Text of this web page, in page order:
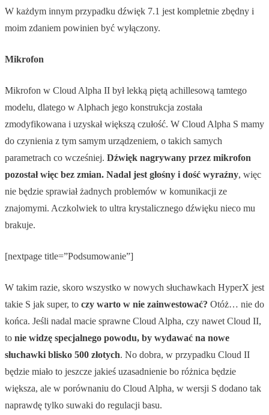
W każdym innym przypadku dźwięk 7.1 jest kompletnie zbędny i
moim zdaniem powinien być wyłączony.
Mikrofon
Mikrofon w Cloud Alpha II był lekką piętą achillesową tamtego
modelu, dlatego w Alphach jego konstrukcja została
zmodyfikowana i uzyskał większą czułość. W Cloud Alpha S mamy
do czynienia z tym samym urządzeniem, o takich samych
parametrach co wcześniej. Dźwięk nagrywany przez mikrofon
pozostał więc bez zmian. Nadal jest głośny i dość wyraźny, więc
nie będzie sprawiał żadnych problemów w komunikacji ze
znajomymi. Aczkolwiek to ultra krystalicznego dźwięku nieco mu
brakuje.
[nextpage title=”Podsumowanie”]
W takim razie, skoro wszystko w nowych słuchawkach HyperX jest
takie S jak super, to czy warto w nie zainwestować? Otóż… nie do
końca. Jeśli nadal macie sprawne Cloud Alpha, czy nawet Cloud II,
to nie widzę specjalnego powodu, by wydawać na nowe
słuchawki blisko 500 złotych. No dobra, w przypadku Cloud II
będzie miało to jeszcze jakieś uzasadnienie bo różnica będzie
większa, ale w porównaniu do Cloud Alpha, w wersji S dodano tak
naprawdę tylko suwaki do regulacji basu.